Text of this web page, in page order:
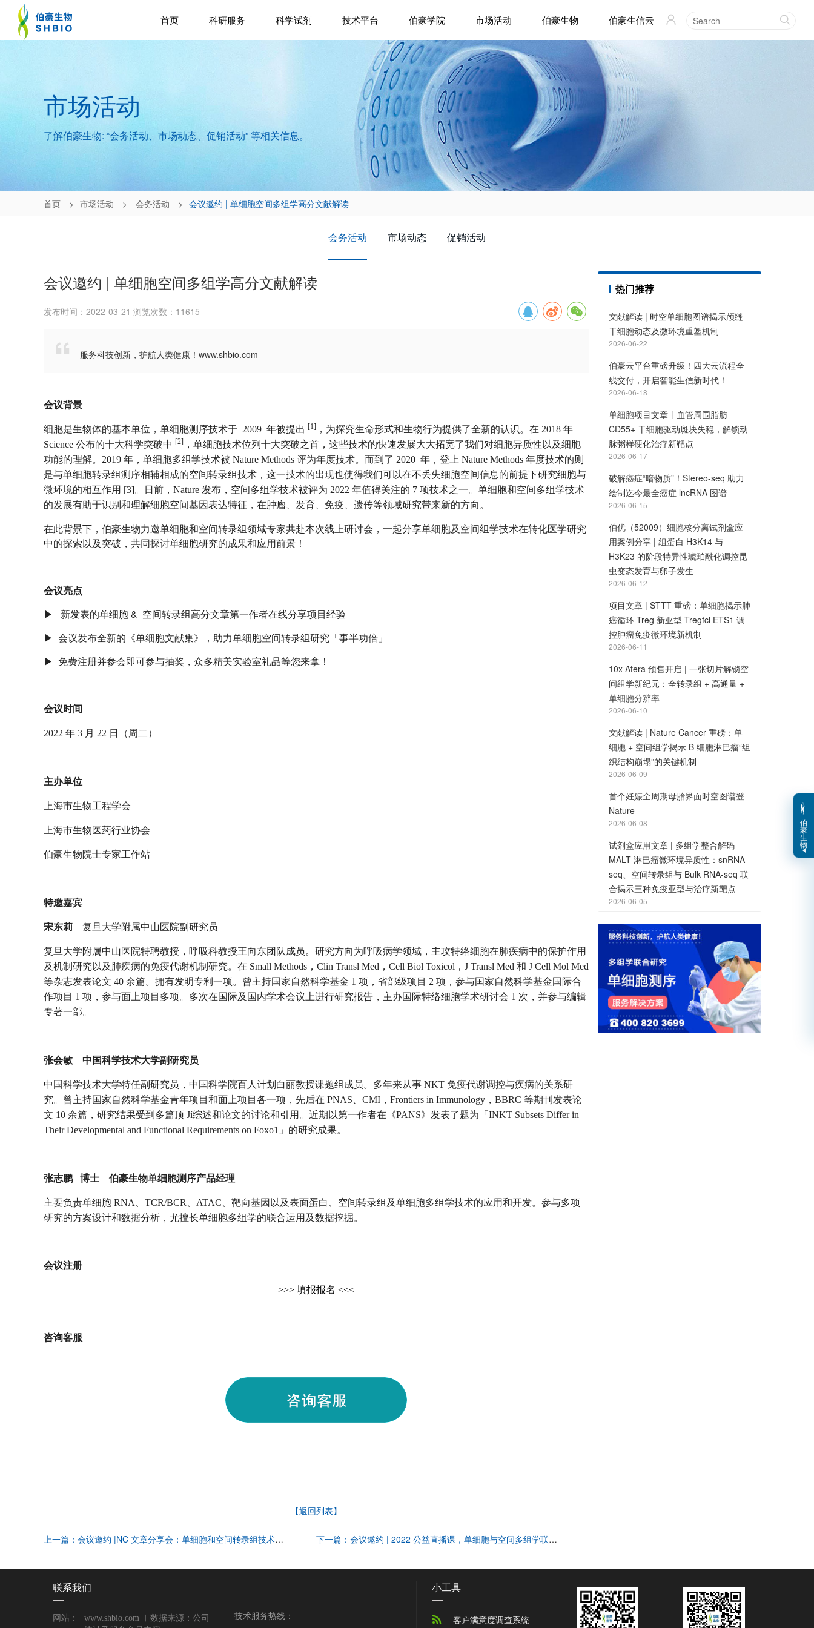
首页 科研服务 科学试剂 技术平台 伯豪学院 市场活动 伯豪生物 伯豪生信云  
市场活动
了解伯豪生物: “会务活动、市场动态、促销活动” 等相关信息。
首页 市场活动 会务活动 会议邀约 | 单细胞空间多组学高分文献解读
会务活动 市场动态 促销活动
会议邀约 | 单细胞空间多组学高分文献解读
发布时间：2022-03-21 浏览次数：11615
 服务科技创新，护航人类健康！www.shbio.com
会议背景
细胞是生物体的基本单位，单细胞测序技术于 2009 年被提出 [1] ，为探究生命形式和生物行为提供了全新的认识。在 2018 年
Science 公布的十大科学突破中 [2] ，单细胞技术位列十大突破之首，这些技术的快速发展大大拓宽了我们对细胞异质性以及细胞
功能的理解。2019 年，单细胞多组学技术被 Nature Methods 评为年度技术。而到了 2020 年，登上 Nature Methods 年度技术的则
是与单细胞转录组测序相辅相成的空间转录组技术，这一技术的出现也使得我们可以在不丢失细胞空间信息的前提下研究细胞与
微环境的相互作用 [3]。日前，Nature 发布，空间多组学技术被评为 2022 年值得关注的 7 项技术之一。单细胞和空间多组学技术
的发展有助于识别和理解细胞空间基因表达特征，在肿瘤、发育、免疫、遗传等领域研究带来新的方向。
在此背景下，伯豪生物力邀单细胞和空间转录组领域专家共赴本次线上研讨会，一起分享单细胞及空间组学技术在转化医学研究
中的探索以及突破，共同探讨单细胞研究的成果和应用前景！
会议亮点
▶
新发表的单细胞 & 空间转录组高分文章第一作者在线分享项目经验
▶ 会议发布全新的《单细胞文献集》，助力单细胞空间转录组研究「事半功倍」
▶ 免费注册并参会即可参与抽奖，众多精美实验室礼品等您来拿！
会议时间
2022 年 3 月 22 日（周二）
主办单位
上海市生物工程学会
上海市生物医药行业协会
伯豪生物院士专家工作站
特邀嘉宾
宋东莉 复旦大学附属中山医院副研究员
复旦大学附属中山医院特聘教授，呼吸科教授王向东团队成员。研究方向为呼吸病学领域，主攻特络细胞在肺疾病中的保护作用
及机制研究以及肺疾病的免疫代谢机制研究。在 Small Methods，Clin Transl Med，Cell Biol Toxicol，J Transl Med 和 J Cell Mol Med
等杂志发表论文 40 余篇。拥有发明专利一项。曾主持国家自然科学基金 1 项，省部级项目 2 项，参与国家自然科学基金国际合
作项目 1 项，参与面上项目多项。多次在国际及国内学术会议上进行研究报告，主办国际特络细胞学术研讨会 1 次，并参与编辑
专著一部。
张会敏 中国科学技术大学副研究员
中国科学技术大学特任副研究员，中国科学院百人计划白丽教授课题组成员。多年来从事 NKT 免疫代谢调控与疾病的关系研
究。曾主持国家自然科学基金青年项目和面上项目各一项，先后在 PNAS、CMI，Frontiers in Immunology，BBRC 等期刊发表论
文 10 余篇，研究结果受到多篇顶 Jí综述和论文的讨论和引用。近期以第一作者在《PANS》发表了题为「INKT Subsets Differ in
Their Developmental and Functional Requirements on Foxo1」的研究成果。
张志鹏 博士 伯豪生物单细胞测序产品经理
主要负责单细胞 RNA、TCR/BCR、ATAC、靶向基因以及表面蛋白、空间转录组及单细胞多组学技术的应用和开发。参与多项
研究的方案设计和数据分析，尤擅长单细胞多组学的联合运用及数据挖掘。
会议注册
>>> 填报报名 <<<
咨询客服
【返回列表】
上一篇：会议邀约 |NC 文章分享会：单细胞和空间转录组技术解析肿瘤治疗靶点 下一篇：会议邀约 | 2022 公益直播课，单细胞与空间多组学联合分析助力国自然课题研究
热门推荐
文献解读 | 时空单细胞图谱揭示颅缝
干细胞动态及微环境重塑机制
2026-06-22
伯豪云平台重磅升级！四大云流程全
线交付，开启智能生信新时代！
2026-06-18
单细胞项目文章丨血管周围脂肪
CD55+ 干细胞驱动斑块失稳，解锁动
脉粥样硬化治疗新靶点
2026-06-17
破解癌症“暗物质”！Stereo-seq 助力
绘制迄今最全癌症 lncRNA 图谱
2026-06-15
伯优（52009）细胞核分离试剂盒应
用案例分享 | 组蛋白 H3K14 与
H3K23 的阶段特异性琥珀酰化调控昆
虫变态发育与卵子发生
2026-06-12
项目文章 | STTT 重磅：单细胞揭示肺
癌循环 Treg 新亚型 Tregfci ETS1 调
控肿瘤免疫微环境新机制
2026-06-11
10x Atera 预售开启 | 一张切片解锁空
间组学新纪元：全转录组 + 高通量 +
单细胞分辨率
2026-06-10
文献解读 | Nature Cancer 重磅：单
细胞 + 空间组学揭示 B 细胞淋巴瘤“组
织结构崩塌”的关键机制
2026-06-09
首个妊娠全周期母胎界面时空图谱登
Nature
2026-06-08
试剂盒应用文章 | 多组学整合解码
MALT 淋巴瘤微环境异质性：snRNA-
seq、空间转录组与 Bulk RNA-seq 联
合揭示三种免疫亚型与治疗新靶点
2026-06-05
联系我们
网站：
www.shbio.com ︱数据来源：公司
技术服务热线：
小工具
 客户满意度调查系统
伯
豪
生
物